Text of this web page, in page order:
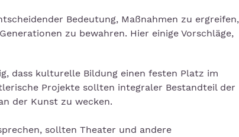
Bedeutung, Maßnahmen zu ergreifen,
zu bewahren. Hier einige Vorschläge,
dass kulturelle Bildung einen festen Platz im
Projekte sollten integraler Bestandteil der
der Kunst zu wecken.
sollten Theater und andere